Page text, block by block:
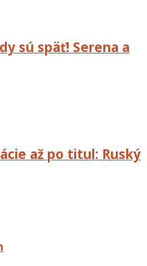
sú späť! Serena a
až po titul: Ruský